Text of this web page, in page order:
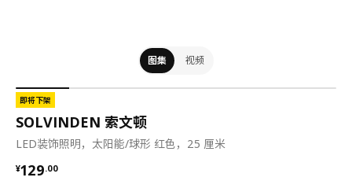
图集 视频
即将下架
SOLVINDEN 索文顿
LED装饰照明，太阳能/球形 红色，25 厘米
¥129.00
¥ 129.00